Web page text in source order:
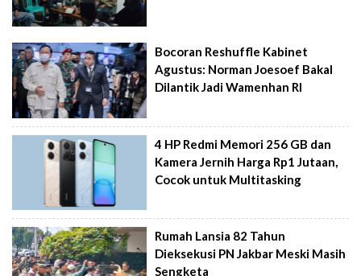
Bocoran Reshuffle Kabinet
Agustus: Norman Joesoef Bakal
Dilantik Jadi Wamenhan RI
4 HP Redmi Memori 256 GB dan
Kamera Jernih Harga Rp1 Jutaan,
Cocok untuk Multitasking
Rumah Lansia 82 Tahun
Dieksekusi PN Jakbar Meski Masih
Sengketa